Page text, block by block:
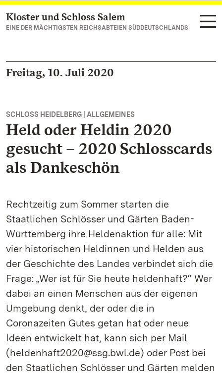
Zum Hauptinhalt springen
Kloster und Schloss Salem
EINE DER MÄCHTIGSTEN REICHSABTEIEN SÜDDEUTSCHLANDS
Freitag, 10. Juli 2020
SCHLOSS HEIDELBERG | ALLGEMEINES
Held oder Heldin 2020
gesucht – 2020 Schlosscards
als Dankeschön
Rechtzeitig zum Sommer starten die
Staatlichen Schlösser und Gärten Baden-
Württemberg ihre Heldenaktion für alle: Mit
vier historischen Heldinnen und Helden aus
der Geschichte des Landes verbindet sich die
Frage: „Wer ist für Sie heute heldenhaft?“ Wer
dabei an einen Menschen aus der eigenen
Umgebung denkt, der oder die in
Coronazeiten Gutes getan hat oder neue
Ideen entwickelt hat, kann sich per Mail
(heldenhaft2020@ssg.bwl.de) oder Post bei
den Staatlichen Schlösser und Gärten melden